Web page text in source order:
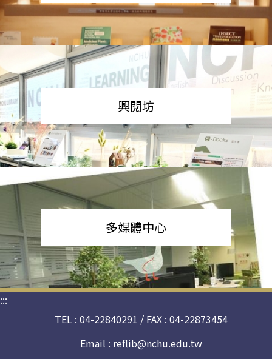
興閱坊
多媒體中心
:::
TEL : 04-22840291 / FAX : 04-22873454
Email : reflib@nchu.edu.tw